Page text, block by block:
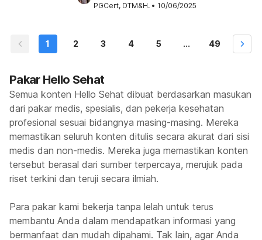
PGCert, DTM&H. • 10/06/2025
1 2 3 4 5 ... 49
Pakar Hello Sehat
Semua konten Hello Sehat dibuat berdasarkan masukan
dari pakar medis, spesialis, dan pekerja kesehatan
profesional sesuai bidangnya masing-masing. Mereka
memastikan seluruh konten ditulis secara akurat dari sisi
medis dan non-medis. Mereka juga memastikan konten
tersebut berasal dari sumber terpercaya, merujuk pada
riset terkini dan teruji secara ilmiah.
Para pakar kami bekerja tanpa lelah untuk terus
membantu Anda dalam mendapatkan informasi yang
bermanfaat dan mudah dipahami. Tak lain, agar Anda